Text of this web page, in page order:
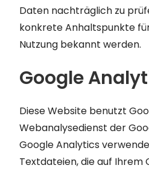
Daten nachträglich zu
konkrete Anhaltspunkte
Nutzung bekannt werden.
Google
Diese Website benutzt
Webanalysedienst der
Google Analytics
Textdateien, die auf Ihrem